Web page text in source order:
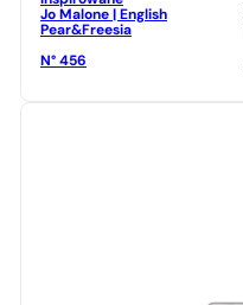
Jo Malone | English
Pear&Freesia
N° 456